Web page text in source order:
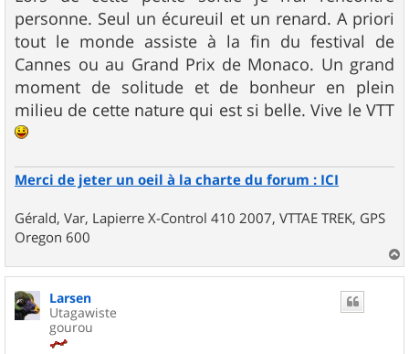
personne. Seul un écureuil et un renard. A priori
tout le monde assiste à la fin du festival de
Cannes ou au Grand Prix de Monaco. Un grand
moment de solitude et de bonheur en plein
milieu de cette nature qui est si belle. Vive le VTT
Merci de jeter un oeil à la charte du forum : ICI
Gérald, Var, Lapierre X-Control 410 2007, VTTAE TREK, GPS
Oregon 600
a
Larsen
Utagawiste
gourou